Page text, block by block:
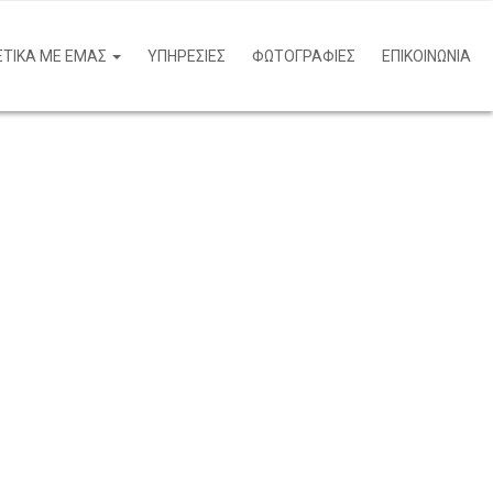
ΜΕ ΕΜΑΣ ΥΠΗΡΕΣΙΕΣ ΦΩΤΟΓΡΑΦΙΕΣ ΕΠΙΚΟΙΝΩΝΙΑ